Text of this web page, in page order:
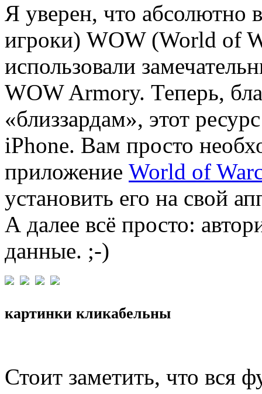
Я уверен, что абсолютно
игроки) WOW (World of
использовали
WOW Armory. Теперь,
«близзардам», этот
iPhone. Вам просто
приложение World of
установить его на свой
А далее всё просто:
данные. ;-)
картинки кликабельны
Стоит заметить, что вся